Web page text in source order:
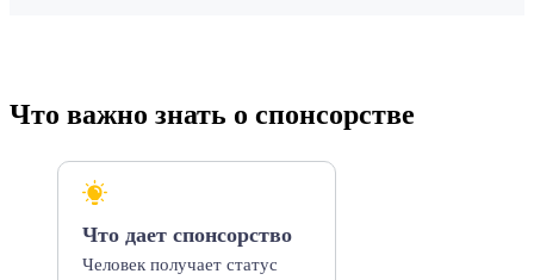
Что важно знать о спонсорстве
Что дает спонсорство
Человек получает статус